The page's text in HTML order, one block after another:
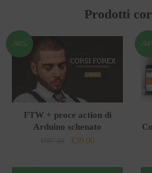
Prodotti
-96%
FTW + proce action di
Arduino schenato
Il
originale
€39.00Il
attuale
-